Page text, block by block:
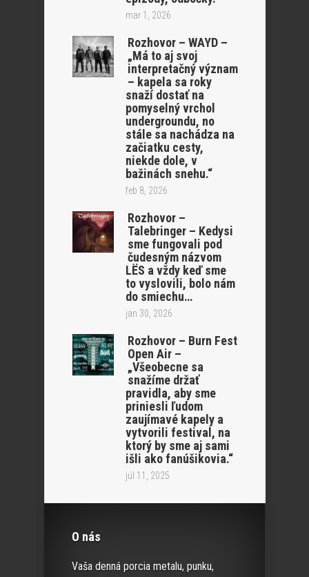
mar 1, 2026
Rozhovor – WAYD –
„Má to aj svoj
interpretačný význam
– kapela sa roky
snaží dostať na
pomyselný vrchol
undergroundu, no
stále sa nachádza na
začiatku cesty,
niekde dole, v
bažinách snehu.“
feb 8, 2026
Rozhovor –
Talebringer – Kedysi
sme fungovali pod
čudesným názvom
LËS a vždy keď sme
to vyslovili, bolo nám
do smiechu…
jan 30, 2026
Rozhovor – Burn Fest
Open Air –
„Všeobecne sa
snažíme držať
pravidla, aby sme
priniesli ľudom
zaujímavé kapely a
vytvorili festival, na
ktorý by sme aj sami
išli ako fanúšikovia.“
júl 11, 2025
O nás
Vaša denná porcia metalu, punku,